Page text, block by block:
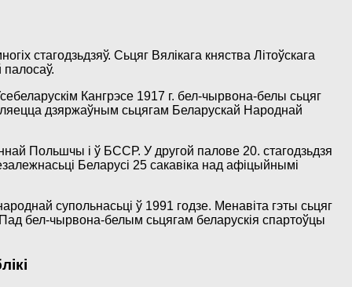
стагодзьдзяў. Сьцяг Вялікага княства Літоўскага
Кангрэсе 1917 г. бел-чырвона-белы сьцяг
дзяржаўным сьцягам Беларускай Народнай
Польшчы і ў БССР. У другой палове 20. стагодзьдзя
Беларусі 25 сакавіка над афіцыйнымі
супольнасьці ў 1991 годзе. Менавіта гэты сьцяг
бел-чырвона-белым сьцягам беларускія спартоўцы